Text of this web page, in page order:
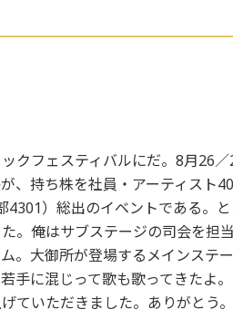
クフェスティバルにだ。8月26
、持ち株を社員・アーティスト
4301）総出のイベントである。
。俺はサブステージの司会を担
。大御所が登場するメインステ
手に混じって歌も歌ってきたよ
ていただきました。ありがとう。